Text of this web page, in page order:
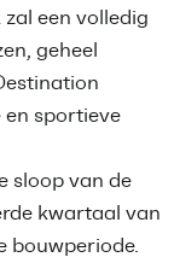
een volledig
geheel
en sportieve
sloop van de
kwartaal van
bouwperiode.